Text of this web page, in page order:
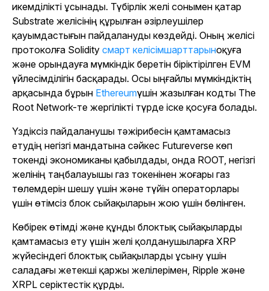
икемділікті ұсынады. Түбірлік желі сонымен қатар
Substrate желісінің құрылған әзірлеушілер
қауымдастығын пайдалануды көздейді. Оның желісі
протоколға Solidity смарт келісімшарттарыноқуға
және орындауға мүмкіндік беретін біріктірілген EVM
үйлесімділігін басқарады. Осы ыңғайлы мүмкіндіктің
арқасында бұрын Ethereumүшін жазылған кодты The
Root Network-те жергілікті түрде іске қосуға болады.
Үздіксіз пайдаланушы тәжірибесін қамтамасыз
етудің негізгі мандатына сәйкес Futureverse көп
токенді экономиканы қабылдады, онда ROOT, негізгі
желінің таңбалауышы газ токенінен жоғары газ
төлемдерін шешу үшін және түйін операторлары
үшін өтімсіз блок сыйақыларын жою үшін бөлінген.
Көбірек өтімді және құнды блоктық сыйақыларды
қамтамасыз ету үшін желі қолданушыларға XRP
жүйесіндегі блоктық сыйақыларды ұсыну үшін
саладағы жетекші қаржы желілерімен, Ripple және
XRPL серіктестік құрды.